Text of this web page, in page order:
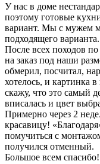
У нас в доме
поэтому готовые
вариант. Мы с мужем
подходящего варианта.
После всех походов
на заказ под наши
обмерил, посчитал,
хотелось, и картинка
скажу, что это самый
вписалась и цвет
Примерно через 2
красавицу!
помучиться с
получился отменный.
Большое всем